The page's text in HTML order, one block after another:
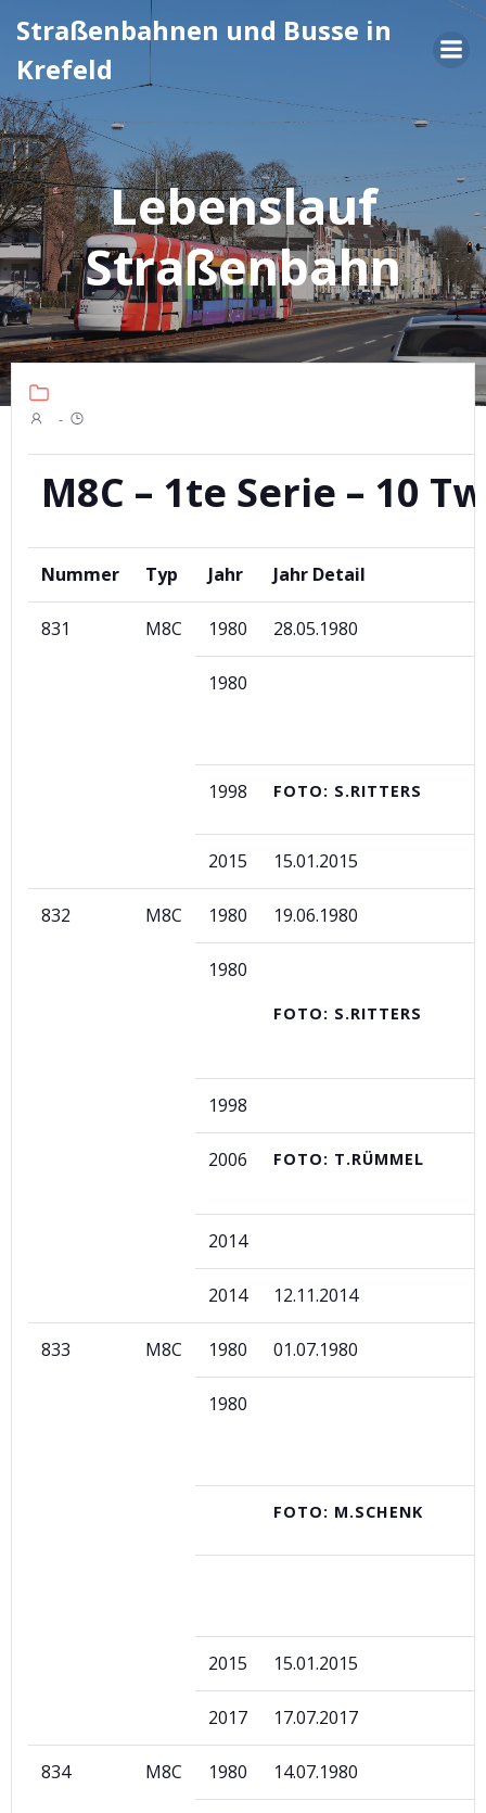
Inhalt
Straßenbahnen und Busse in
Krefeld
Lebenslauf
Straßenbahn
-
M8C – 1te Serie – 10
Nummer Typ Jahr Jahr Detail
831 M8C 1980 28.05.1980
1980
1998 FOTO: S.RITTERS
2015 15.01.2015
832 M8C 1980 19.06.1980
1980
FOTO: S.RITTERS
1998
2006 FOTO: T.RÜMMEL
2014
2014 12.11.2014
833 M8C 1980 01.07.1980
1980
FOTO: M.SCHENK
2015 15.01.2015
2017 17.07.2017
834 M8C 1980 14.07.1980